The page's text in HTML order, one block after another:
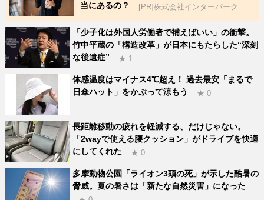
当にあるの？
[PR]株式会社インターパーク
「少子化は外国人労働者で補えばいい」の衝撃。
竹中平蔵の「構造改革」が日本にもたらした“深刻
な後遺症”
★ 1
体感温度はマイナス4℃超え！ 過去最安「まるで
日傘ハット」をかぶって涼もう
★ 0
長距離移動の疲れを軽減する、だけじゃない。
「2wayで使える腰クッション」がドライブを快適
にしてくれた
★ 0
多摩動物公園「ライオン3頭の死」が示した酷暑の
脅威。夏の暑さは「新たな自然災害」になった